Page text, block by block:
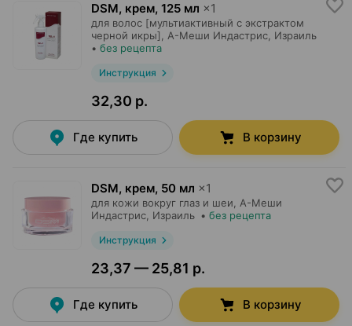
DSM, крем, 125 мл ×1
для волос [мультиактивный с экстрактом
черной икры],
А-Меши Индастрис , Израиль
• без рецепта
Инструкция
32,30 р.
Где купить В корзину
DSM, крем, 50 мл ×1
для кожи вокруг глаз и шеи,
А-Меши
Индастрис , Израиль • без рецепта
Инструкция
23,37 — 25,81 р.
Где купить В корзину